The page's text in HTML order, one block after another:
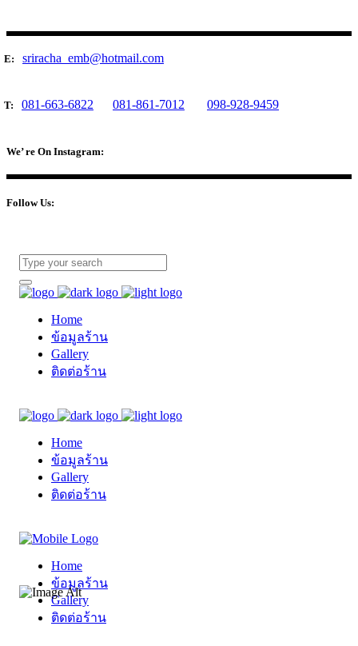
E: sriracha_emb@hotmail.com
T: 081-663-6822 081-861-7012 098-928-9459
We’ re On Instagram:
Follow Us:
Home
ข้อมูลร้าน
Gallery
ติดต่อร้าน
Home
ข้อมูลร้าน
Gallery
ติดต่อร้าน
Home
ข้อมูลร้าน
Gallery
ติดต่อร้าน